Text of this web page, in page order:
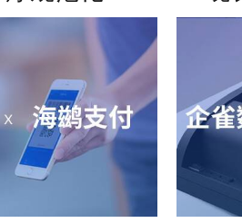
统，在处方编
，对比照等
打通
机构
现